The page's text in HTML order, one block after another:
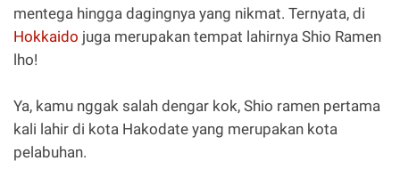
mentega hingga dagingnya yang nikmat. Ternyata, di
Hokkaido juga merupakan tempat lahirnya Shio Ramen
lho!
Ya, kamu nggak salah dengar kok, Shio ramen pertama
kali lahir di kota Hakodate yang merupakan kota
pelabuhan.